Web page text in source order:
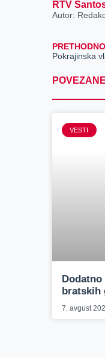
RTV
Autor:
PRETHODNO
VESTI
bratskih
7. avgust